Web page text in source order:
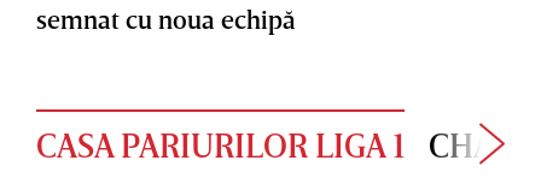
semnat cu noua echipă
CASA PARIURILOR LIGA 1